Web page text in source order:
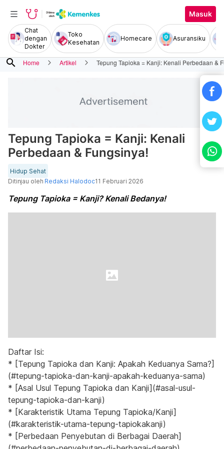
Masuk
Chat
dengan
Dokter
Toko
Kesehatan
Homecare Asuransiku
search Home Artikel Tepung Tapioka = Kanji: Kenali Perbedaan &
Tepung Tapioka = Kanji: Kenali
Perbedaan & Fungsinya!
Hidup Sehat
Ditinjau oleh Redaksi Halodoc11 Februari 2026
Tepung Tapioka = Kanji? Kenali Bedanya!
Daftar Isi:
* [Tepung Tapioka dan Kanji: Apakah Keduanya Sama?]
(#tepung-tapioka-dan-kanji-apakah-keduanya-sama)
* [Asal Usul Tepung Tapioka dan Kanji](#asal-usul-
tepung-tapioka-dan-kanji)
* [Karakteristik Utama Tepung Tapioka/Kanji]
(#karakteristik-utama-tepung-tapiokakanji)
* [Perbedaan Penyebutan di Berbagai Daerah]